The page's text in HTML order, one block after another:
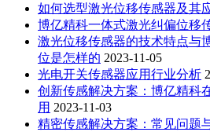
如何选型激光位移传感器及其
博亿精科一体式激光纠偏位移
激光位移传感器的技术特点与
位是怎样的 2023-11-05
光电开关传感器应用行业分析
创新传感解决方案：博亿精科
用 2023-11-03
精密传感解决方案：常见问题